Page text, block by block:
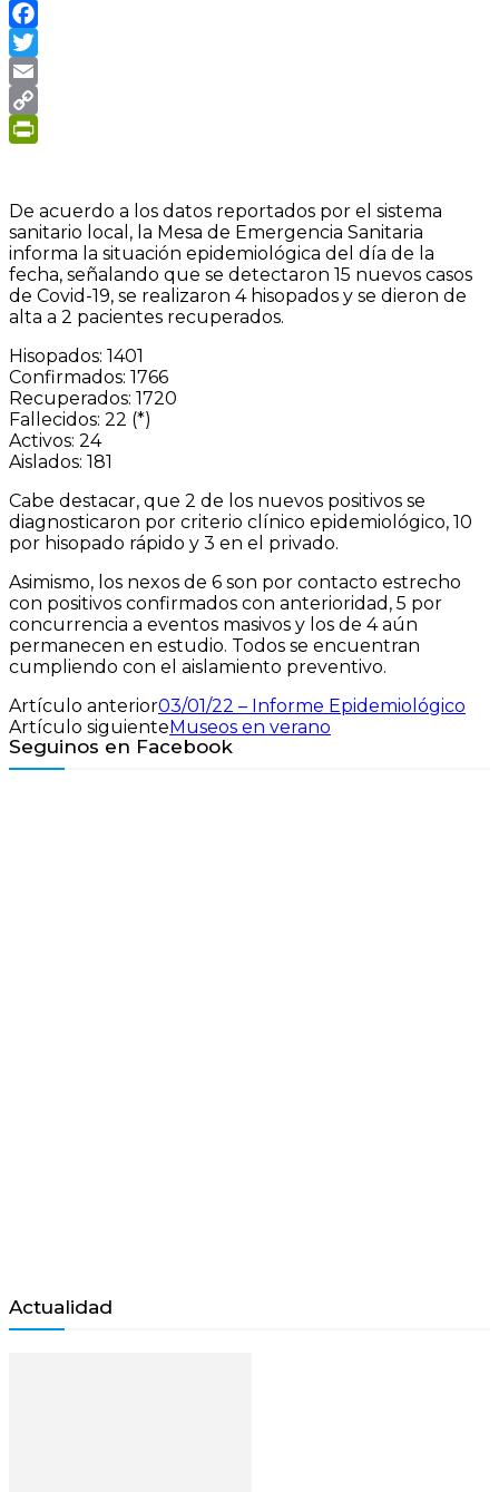
Messenger
Facebook
Twitter
Email
Copy
De acuerdo a los datos reportados por el sistema
sanitario local, la Mesa de Emergencia Sanitaria
informa la situación epidemiológica del día de la
fecha, señalando que se detectaron 15 nuevos casos
de Covid-19, se realizaron 4 hisopados y se dieron de
alta a 2 pacientes recuperados.
Hisopados: 1401
Confirmados: 1766
Recuperados: 1720
Fallecidos: 22 (*)
Activos: 24
Aislados: 181
Cabe destacar, que 2 de los nuevos positivos se
diagnosticaron por criterio clínico epidemiológico, 10
por hisopado rápido y 3 en el privado.
Asimismo, los nexos de 6 son por contacto estrecho
con positivos confirmados con anterioridad, 5 por
concurrencia a eventos masivos y los de 4 aún
permanecen en estudio. Todos se encuentran
cumpliendo con el aislamiento preventivo.
Artículo anterior03/01/22 – Informe Epidemiológico
Artículo siguienteMuseos en verano
Seguinos en Facebook
Actualidad